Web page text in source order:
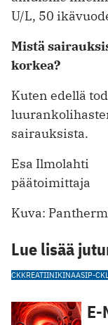
U/L, 50
Mistä
korkea?
Kuten edellä
sairauksista.
Esa Ilmolahti
päätoimittaja
Kuva:
Lue lisää
CKKREATIINIKINAASIP-CK
E-